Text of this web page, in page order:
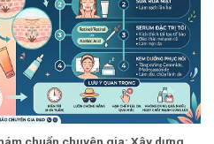
chuẩn chuyên gia: Xây dựng